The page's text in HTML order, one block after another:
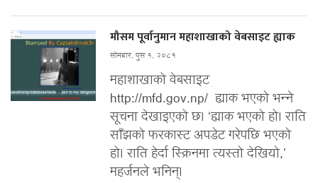
मौसम पूर्वानुमान महाशाखाको वेबसाइट ह्याक
सोमबार, पुस १, २०८१
महाशाखाको वेबसाइट
http://mfd.gov.np/ ह्याक भएको भन्ने
सूचना देखाइएको छ। ‘ह्याक भएको हो। राति
साँझको फरकास्ट अपडेट गरेपछि भएको
हो। राति हेर्दा स्क्रिनमा त्यस्तो देखियो,’
महर्जनले भनिन्।